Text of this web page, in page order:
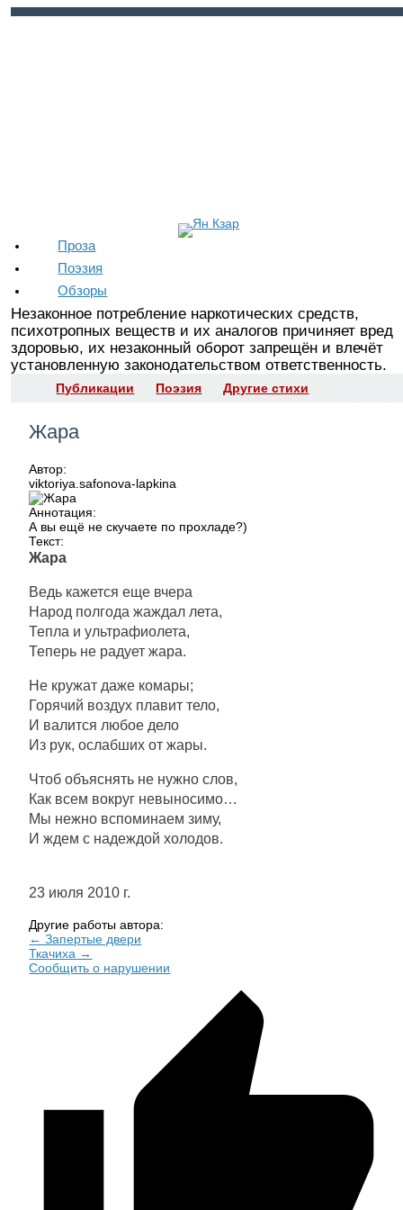
Проза
Поэзия
Обзоры
Незаконное потребление наркотических средств,
психотропных веществ и их аналогов причиняет вред
здоровью, их незаконный оборот запрещён и влечёт
установленную законодательством ответственность.
Публикации Поэзия Другие стихи
Жара
Автор:
viktoriya.safonova-lapkina
Аннотация:
А вы ещё не скучаете по прохладе?)
Текст:
Жара
Ведь кажется еще вчера
Народ полгода жаждал лета,
Тепла и ультрафиолета,
Теперь не радует жара.
Не кружат даже комары;
Горячий воздух плавит тело,
И валится любое дело
Из рук, ослабших от жары.
Чтоб объяснять не нужно слов,
Как всем вокруг невыносимо…
Мы нежно вспоминаем зиму,
И ждем с надеждой холодов.
23 июля 2010 г.
Другие работы автора:
← ​Запертые двери
Ткачиха →
Сообщить о нарушении